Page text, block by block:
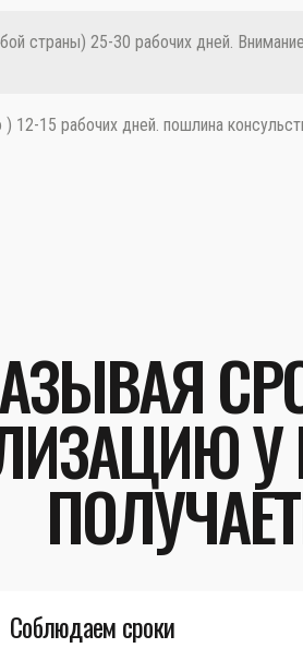
страны) 25-30 рабочих дней.
15 рабочих дней. пошлина
Соблюдаем сроки